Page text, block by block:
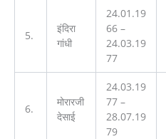
5.
इंदिरा
गांधी
24.01.19
66 –
24.03.19
77
6.
मोरारजी
देसाई
24.03.19
77 –
28.07.19
79